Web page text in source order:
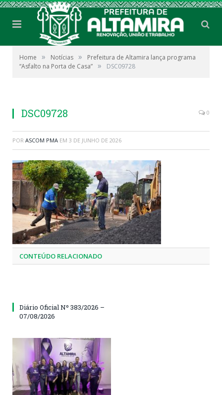
Home » Notícias »
Prefeitura de Altamira lança programa
“Asfalto na Porta de Casa” » DSC09728
DSC09728 0
POR ASCOM PMA EM 3 DE JUNHO DE 2026
CONTEÚDO RELACIONADO
Diário Oficial Nº 383/2026 –
07/08/2026